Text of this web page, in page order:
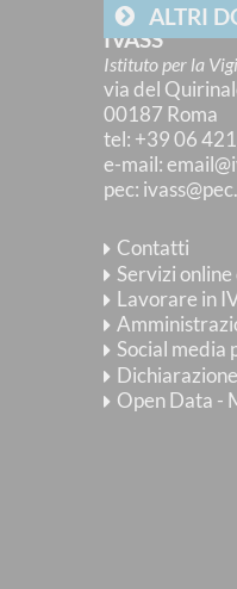
ALTRI
IVASS
Istituto per la
via del
00187 Roma
tel: +39 06
e-mail:
pec:
Contatti
Servizi online
Lavorare in
Social media
Open Data -